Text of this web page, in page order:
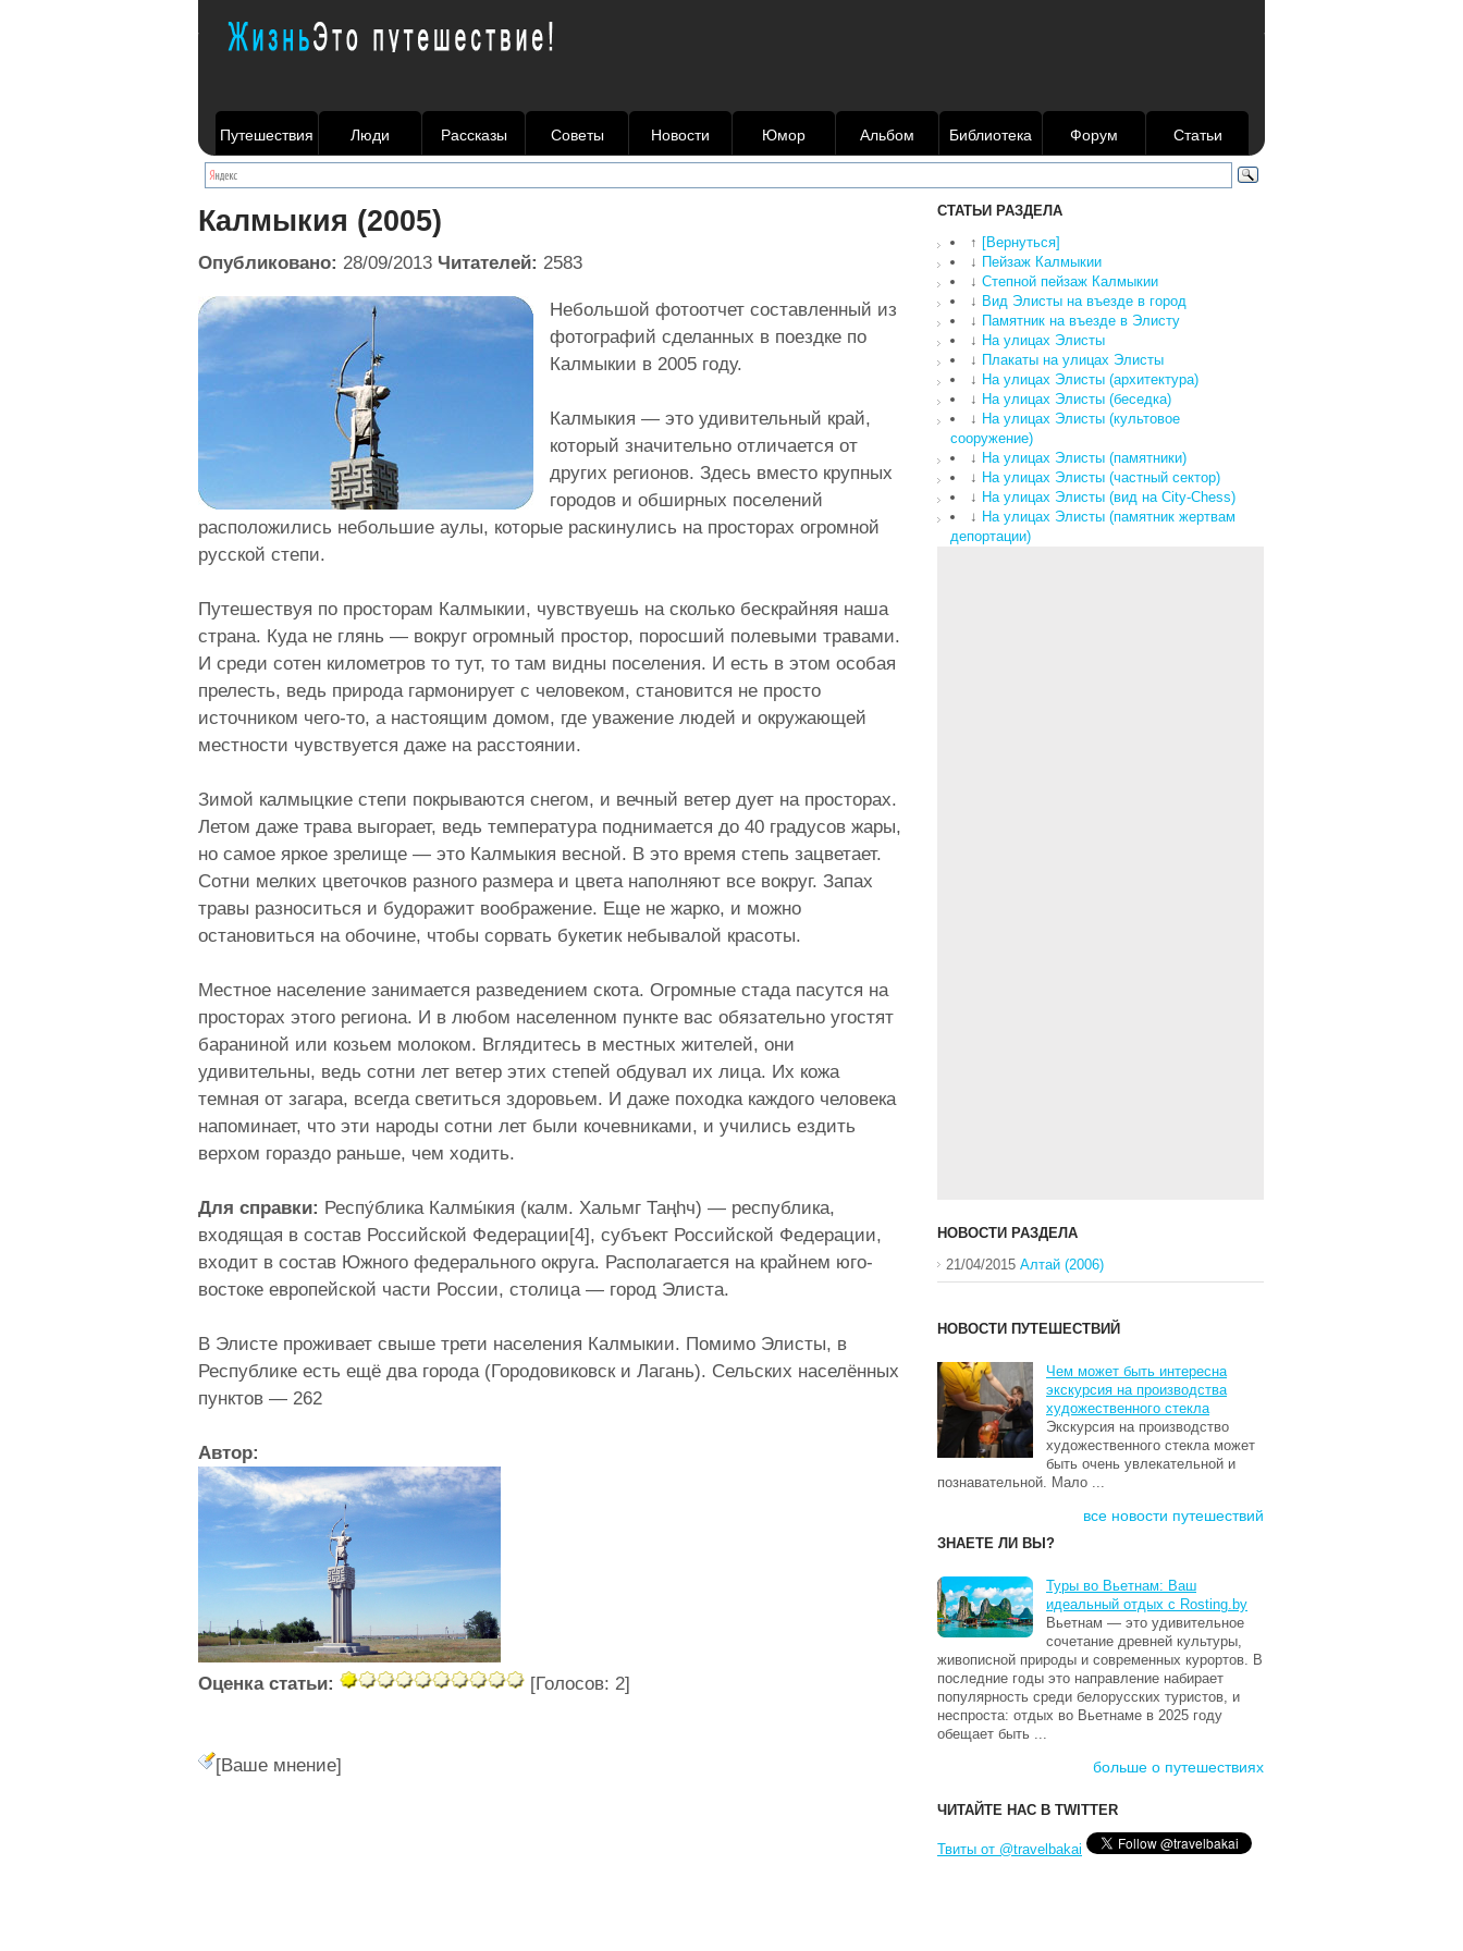
Путешествия Люди Рассказы Советы Новости Юмор Альбом Библиотека Форум Статьи
Калмыкия (2005)
Опубликовано: 28/09/2013 Читателей: 2583
Небольшой фотоотчет составленный из
фотографий сделанных в поездке по
Калмыкии в 2005 году.
Калмыкия — это удивительный край,
который значительно отличается от
других регионов. Здесь вместо крупных
городов и обширных поселений
расположились небольшие аулы, которые раскинулись на просторах огромной
русской степи.
Путешествуя по просторам Калмыкии, чувствуешь на сколько бескрайняя наша
страна. Куда не глянь — вокруг огромный простор, поросший полевыми травами.
И среди сотен километров то тут, то там видны поселения. И есть в этом особая
прелесть, ведь природа гармонирует с человеком, становится не просто
источником чего-то, а настоящим домом, где уважение людей и окружающей
местности чувствуется даже на расстоянии.
Зимой калмыцкие степи покрываются снегом, и вечный ветер дует на просторах.
Летом даже трава выгорает, ведь температура поднимается до 40 градусов жары,
но самое яркое зрелище — это Калмыкия весной. В это время степь зацветает.
Сотни мелких цветочков разного размера и цвета наполняют все вокруг. Запах
травы разноситься и будоражит воображение. Еще не жарко, и можно
остановиться на обочине, чтобы сорвать букетик небывалой красоты.
Местное население занимается разведением скота. Огромные стада пасутся на
просторах этого региона. И в любом населенном пункте вас обязательно угостят
бараниной или козьем молоком. Вглядитесь в местных жителей, они
удивительны, ведь сотни лет ветер этих степей обдувал их лица. Их кожа
темная от загара, всегда светиться здоровьем. И даже походка каждого человека
напоминает, что эти народы сотни лет были кочевниками, и учились ездить
верхом гораздо раньше, чем ходить.
Для справки: Респу́блика Калмы́кия (калм. Хальмг Таңһч) — республика,
входящая в состав Российской Федерации[4], субъект Российской Федерации,
входит в состав Южного федерального округа. Располагается на крайнем юго-
востоке европейской части России, столица — город Элиста.
В Элисте проживает свыше трети населения Калмыкии. Помимо Элисты, в
Республике есть ещё два города (Городовиковск и Лагань). Сельских населённых
пунктов — 262
Автор:
Оценка статьи: [Голосов: 2]
[Ваше мнение]
СТАТЬИ РАЗДЕЛА
↑ [Вернуться]
↓ Пейзаж Калмыкии
↓ Степной пейзаж Калмыкии
↓ Вид Элисты на въезде в город
↓ Памятник на въезде в Элисту
↓ На улицах Элисты
↓ Плакаты на улицах Элисты
↓ На улицах Элисты (архитектура)
↓ На улицах Элисты (беседка)
↓ На улицах Элисты (культовое
сооружение)
↓ На улицах Элисты (памятники)
↓ На улицах Элисты (частный сектор)
↓ На улицах Элисты (вид на City-Chess)
↓ На улицах Элисты (памятник жертвам
депортации)
НОВОСТИ РАЗДЕЛА
21/04/2015 Алтай (2006)
НОВОСТИ ПУТЕШЕСТВИЙ
Чем может быть интересна
экскурсия на производства
художественного стекла
Экскурсия на производство
художественного стекла может
быть очень увлекательной и
познавательной. Мало ...
все новости путешествий
ЗНАЕТЕ ЛИ ВЫ?
Туры во Вьетнам: Ваш
идеальный отдых с Rosting.by
Вьетнам — это удивительное
сочетание древней культуры,
живописной природы и современных курортов. В
последние годы это направление набирает
популярность среди белорусских туристов, и
неспроста: отдых во Вьетнаме в 2025 году
обещает быть ...
больше о путешествиях
ЧИТАЙТЕ НАС В TWITTER
Твиты от @travelbakai